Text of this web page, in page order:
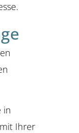
in
Ihrer